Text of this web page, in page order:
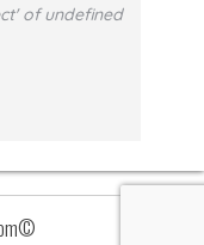
of undefined